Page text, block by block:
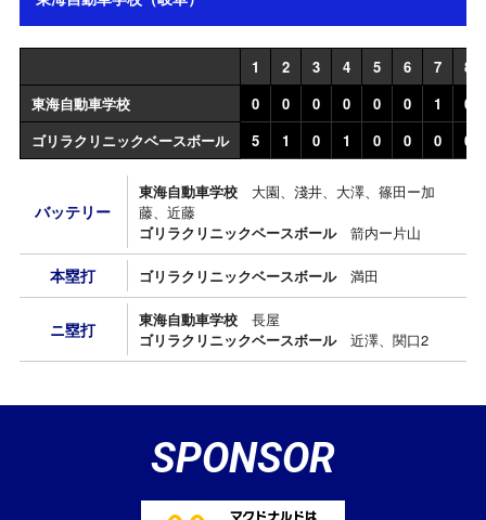
1 2 3 4 5 6 7
8
東海自動車学校
0 0 0 0 0 0 1
0
ゴリラクリニックベースボール
5 1 0 1 0 0 0 0
バッテリー
東海自動車学校
大園、淺井、大澤、篠田ー加
藤、近藤
ゴリラクリニックベースボール
箭内ー片山
本塁打 ゴリラクリニックベースボール 満田
ニ塁打 東海自動車学校
長屋
ゴリラクリニックベースボール
近澤、関口2
SPONSOR